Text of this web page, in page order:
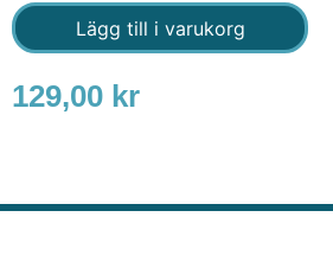
Lägg till i varukorg
129,00 kr